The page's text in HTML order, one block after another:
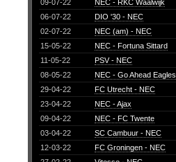
09-07-22 NEC - RKC Waalwijk
06-07-22
DIO '30 - NEC
02-07-22
NEC (am) - NEC
15-05-22
NEC - Fortuna Sittard
11-05-22
PSV - NEC
08-05-22
NEC - Go Ahead Eagles
29-04-22
FC Utrecht - NEC
23-04-22
NEC - Ajax
09-04-22
NEC - FC Twente
03-04-22
SC Cambuur - NEC
12-03-22
FC Groningen - NEC